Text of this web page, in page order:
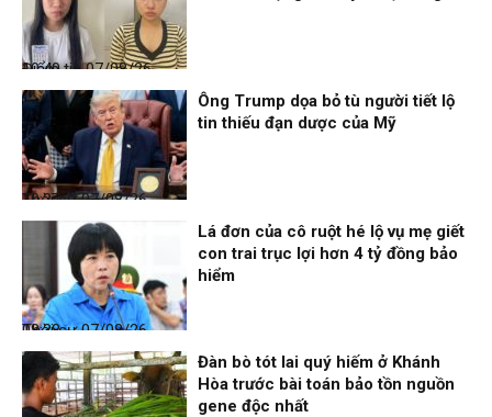
Điểm tin
07/08/26, 10:40
Thời sự
07/08/26, 10:27
Ông Trump dọa bỏ tù người tiết lộ
tin thiếu đạn dược của Mỹ
Thời sự
07/08/26, 08:38
Lá đơn của cô ruột hé lộ vụ mẹ giết
con trai trục lợi hơn 4 tỷ đồng bảo
hiểm
Đàn bò tót lai quý hiếm ở Khánh
Hòa trước bài toán bảo tồn nguồn
gene độc nhất